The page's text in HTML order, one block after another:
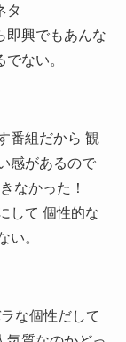
タ
即興でもあんな
ない。
番組だから 観
感があるので
なかった！
して 個性的な
い。
な個性だして